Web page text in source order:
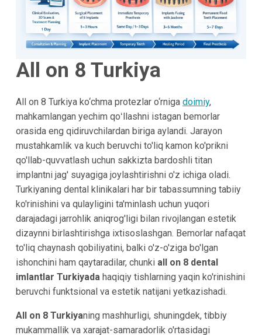
All on 8 Turkiya
All on 8 Turkiya ko‘chma protezlar o‘rniga doimiy,
mahkamlangan yechim qoʻllashni istagan bemorlar
orasida eng qidiruvchilardan biriga aylandi. Jarayon
mustahkamlik va kuch beruvchi to'liq kamon ko'prikni
qo'llab-quvvatlash uchun sakkizta bardoshli titan
implantni jag' suyagiga joylashtirishni o'z ichiga oladi.
Turkiyaning dental klinikalari har bir tabassumning tabiiy
ko'rinishini va qulayligini ta'minlash uchun yuqori
darajadagi jarrohlik aniqrog'ligi bilan rivojlangan estetik
dizaynni birlashtirishga ixtisoslashgan. Bemorlar nafaqat
to'liq chaynash qobiliyatini, balki o'z-o'ziga bo'lgan
ishonchini ham qaytaradilar, chunki all on 8 dental
imlantlar Turkiyada haqiqiy tishlarning yaqin ko'rinishini
beruvchi funktsional va estetik natijani yetkazishadi.
All on 8 Turkiyaning mashhurligi, shuningdek, tibbiy
mukammallik va xarajat-samaradorlik o'rtasidagi